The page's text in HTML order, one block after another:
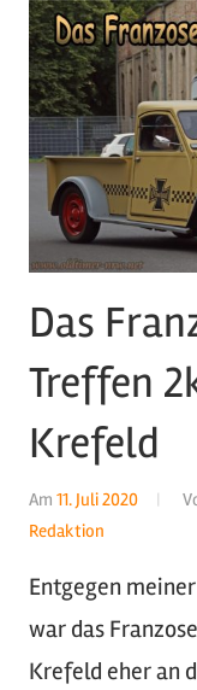
Das
Treffen
Krefeld
Am 11. Juli 2020
Redaktion
Entgegen
war das
Krefeld eher an